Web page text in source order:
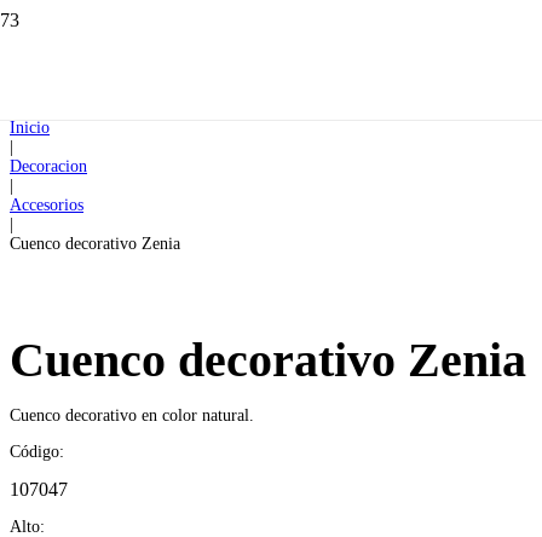
Inicio
Decoracion
Accesorios
Cuenco decorativo Zenia
Cuenco decorativo Zenia
Cuenco decorativo en color natural.
Código:
107047
Alto: